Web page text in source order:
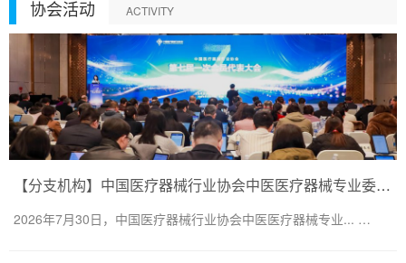
协会活动 ACTIVITY
【分支机构】中国医疗器械行业协会中医医疗器械专业委员会换届会议暨第二届一次委员大会圆满召开
2026年7月30日，中国医疗器械行业协会中医医疗器械专业... …